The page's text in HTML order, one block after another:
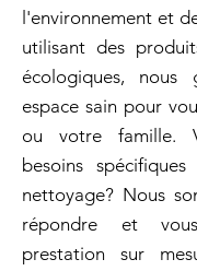
l'environnement et
utilisant des
écologiques, nous
espace sain pour
ou votre famille.
besoins
nettoyage? Nous
répondre et
prestation sur